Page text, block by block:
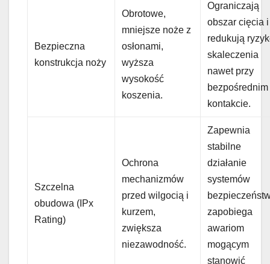
Bezpieczna
konstrukcja noży
Obrotowe,
mniejsze noże z
osłonami,
wyższa
wysokość
koszenia.
Ograniczają
obszar cięcia i
redukują
skaleczenia
nawet przy
bezpośrednim
kontakcie.
Szczelna
obudowa (IPx
Rating)
Ochrona
mechanizmów
przed wilgocią i
kurzem,
zwiększa
niezawodność.
Zapewnia
stabilne
działanie
systemów
zapobiega
awariom
mogącym
stanowić